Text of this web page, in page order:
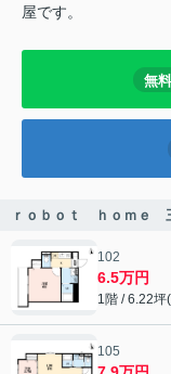
屋です。
無料
ｒｏｂｏｔ ｈｏｍｅ
102
6.5万円
1階 / 6.22
105